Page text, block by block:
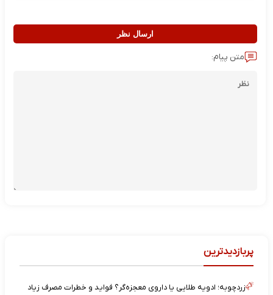
ارسال نظر
متن پیام:
پربازدیدترین
زردچوبه؛ ادویه طلایی یا داروی معجزه‌گر؟ فواید و خطرات مصرف زیاد